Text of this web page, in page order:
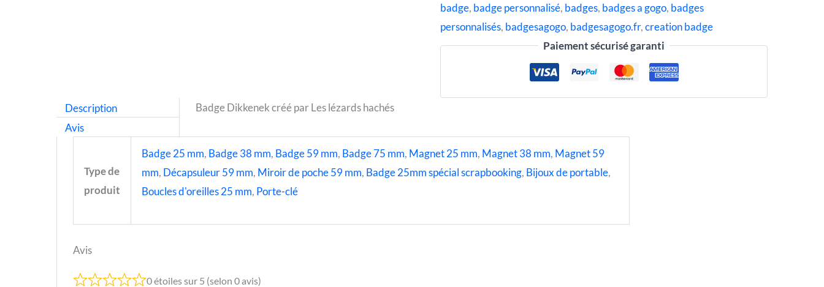
badge, badge personnalisé, badges, badges a gogo, badges
personnalisés, badgesagogo, badgesagogo.fr,creation badge
Paiement sécurisé garanti
Description
Avis
Badge Dikkenek créé par Les lézards hachés
Type de
produit
Badge 25 mm, Badge 38 mm, Badge 59 mm, Badge 75 mm, Magnet 25 mm, Magnet 38 mm, Magnet 59
mm, Décapsuleur 59 mm, Miroir de poche 59 mm, Badge 25mm spécial scrapbooking, Bijoux de portable,
Boucles d'oreilles 25 mm, Porte-clé
Avis
0 étoiles sur 5 (selon 0 avis)